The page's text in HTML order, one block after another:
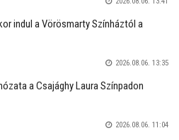
indul a Vörösmarty Színháztól a
2026.08.06. 13:35
a Csajághy Laura Színpadon
2026.08.06. 11:04